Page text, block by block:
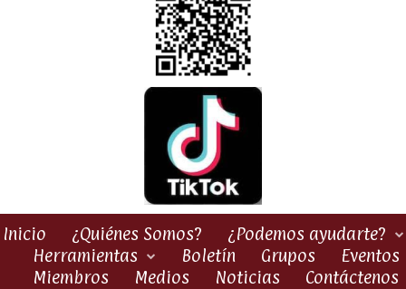
Inicio ¿Quiénes Somos?
¿Podemos ayudarte?
Herramientas
Boletín Grupos
Eventos
Miembros
Medios Noticias Contáctenos